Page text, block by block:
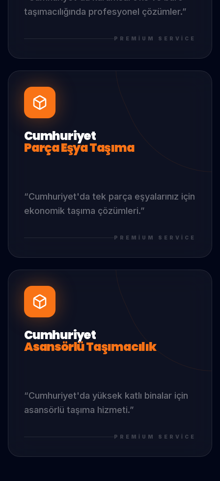
taşımacılığında profesyonel çözümler.”
PREMIUM SERVICE
Cumhuriyet
Parça Eşya Taşıma
“Cumhuriyet'da tek parça eşyalarınız için
ekonomik taşıma çözümleri.”
PREMIUM SERVICE
Cumhuriyet
Asansörlü Taşımacılık
“Cumhuriyet'da yüksek katlı binalar için
asansörlü taşıma hizmeti.”
PREMIUM SERVICE